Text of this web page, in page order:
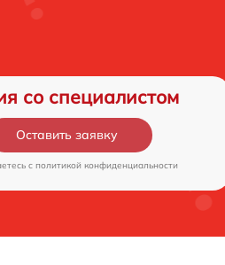
со специалистом
Оставить заявку
c политикой конфиденциальности